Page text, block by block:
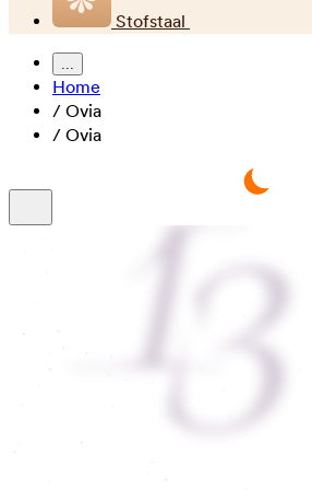
Stofstaal
...
Home
/ Ovia
/ Ovia